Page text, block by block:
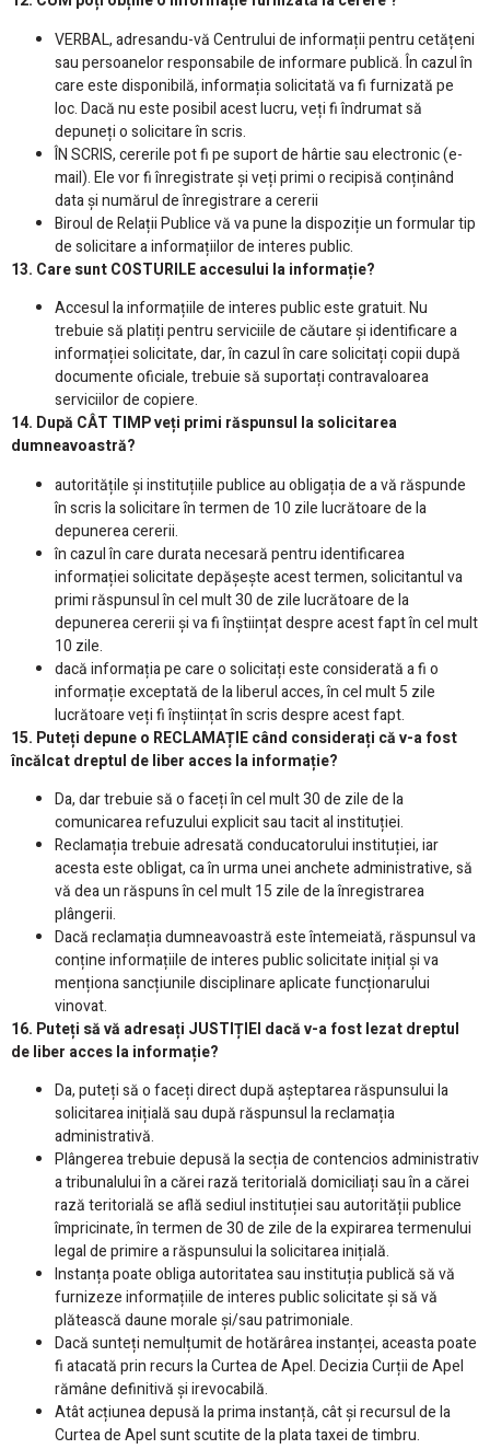
VERBAL, adresandu-vă Centrului de informații pentru cetățeni
sau persoanelor responsabile de informare publică. În cazul în
care este disponibilă, informația solicitată va fi furnizată pe
loc. Dacă nu este posibil acest lucru, veți fi îndrumat să
depuneți o solicitare în scris.
ÎN SCRIS, cererile pot fi pe suport de hârtie sau electronic (e-
mail). Ele vor fi înregistrate și veți primi o recipisă conținând
data și numărul de înregistrare a cererii
Biroul de Relații Publice vă va pune la dispoziție un formular tip
de solicitare a informațiilor de interes public.
13. Care sunt COSTURILE accesului la informație?
Accesul la informațiile de interes public este gratuit. Nu
trebuie să platiți pentru serviciile de căutare și identificare a
informației solicitate, dar, în cazul în care solicitați copii după
documente oficiale, trebuie să suportați contravaloarea
serviciilor de copiere.
14. După CÂT TIMP veți primi răspunsul la solicitarea
dumneavoastră?
autoritățile și instituțiile publice au obligația de a vă răspunde
în scris la solicitare în termen de 10 zile lucrătoare de la
depunerea cererii.
în cazul în care durata necesară pentru identificarea
informației solicitate depășește acest termen, solicitantul va
primi răspunsul în cel mult 30 de zile lucrătoare de la
depunerea cererii și va fi înștiințat despre acest fapt în cel mult
10 zile.
dacă informația pe care o solicitați este considerată a fi o
informație exceptată de la liberul acces, în cel mult 5 zile
lucrătoare veți fi înștiințat în scris despre acest fapt.
15. Puteți depune o RECLAMAȚIE când considerați că v-a fost
încălcat dreptul de liber acces la informație?
Da, dar trebuie să o faceți în cel mult 30 de zile de la
comunicarea refuzului explicit sau tacit al instituției.
Reclamația trebuie adresată conducatorului instituției, iar
acesta este obligat, ca în urma unei anchete administrative, să
vă dea un răspuns în cel mult 15 zile de la înregistrarea
plângerii.
Dacă reclamația dumneavoastră este întemeiată, răspunsul va
conține informațiile de interes public solicitate inițial și va
menționa sancțiunile disciplinare aplicate funcționarului
vinovat.
16. Puteți să vă adresați JUSTIȚIEI dacă v-a fost lezat dreptul
de liber acces la informație?
Da, puteți să o faceți direct după așteptarea răspunsului la
solicitarea inițială sau după răspunsul la reclamația
administrativă.
Plângerea trebuie depusă la secția de contencios administrativ
a tribunalului în a cărei rază teritorială domiciliați sau în a cărei
rază teritorială se află sediul instituției sau autorității publice
împricinate, în termen de 30 de zile de la expirarea termenului
legal de primire a răspunsului la solicitarea inițială.
Instanța poate obliga autoritatea sau instituția publică să vă
furnizeze informațiile de interes public solicitate și să vă
plătească daune morale și/sau patrimoniale.
Dacă sunteți nemulțumit de hotărârea instanței, aceasta poate
fi atacată prin recurs la Curtea de Apel. Decizia Curții de Apel
rămâne definitivă și irevocabilă.
Atât acțiunea depusă la prima instanță, cât și recursul de la
Curtea de Apel sunt scutite de la plata taxei de timbru.